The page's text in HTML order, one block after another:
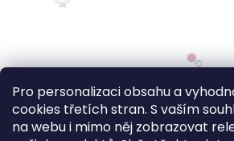
Pro personalizaci obsahu a
cookies třetích stran. S vaším
na webu i mimo něj zobrazovat